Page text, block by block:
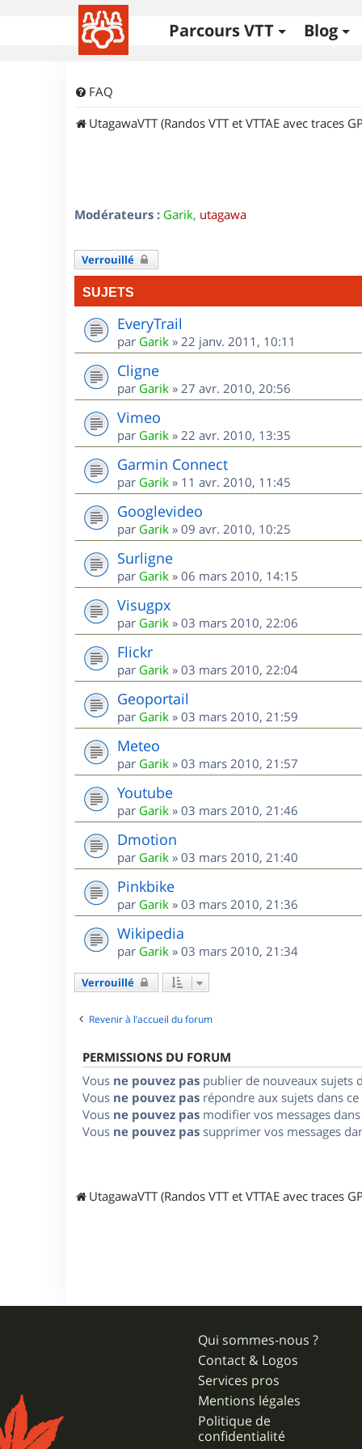
Parcours VTT Blog
FAQ
UtagawaVTT (Randos VTT et VTTAE avec traces
Modérateurs : Garik, utagawa
Verrouillé
SUJETS
EveryTrail
par Garik » 22 janv. 2011, 10:11
Cligne
par Garik » 27 avr. 2010, 20:56
Vimeo
par Garik » 22 avr. 2010, 13:35
Garmin Connect
par Garik » 11 avr. 2010, 11:45
Googlevideo
par Garik » 09 avr. 2010, 10:25
Surligne
par Garik » 06 mars 2010, 14:15
Visugpx
par Garik » 03 mars 2010, 22:06
Flickr
par Garik » 03 mars 2010, 22:04
Geoportail
par Garik » 03 mars 2010, 21:59
Meteo
par Garik » 03 mars 2010, 21:57
Youtube
par Garik » 03 mars 2010, 21:46
Dmotion
par Garik » 03 mars 2010, 21:40
Pinkbike
par Garik » 03 mars 2010, 21:36
Wikipedia
par Garik » 03 mars 2010, 21:34
Verrouillé
Revenir à l’accueil du forum
PERMISSIONS DU FORUM
Vous ne pouvez pas publier de nouveaux sujets
Vous ne pouvez pas répondre aux sujets dans
Vous ne pouvez pas modifier vos messages
Vous ne pouvez pas supprimer vos messages
UtagawaVTT (Randos VTT et VTTAE avec traces
Qui sommes-nous ?
Contact & Logos
Services pros
Mentions légales
Politique de
confidentialité